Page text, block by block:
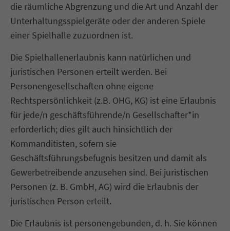
die räumliche Abgrenzung und die Art und Anzahl der
Unterhaltungsspielgeräte oder der anderen Spiele
einer Spielhalle zuzuordnen ist.
Die Spielhallenerlaubnis kann natürlichen und
juristischen Personen erteilt werden. Bei
Personengesellschaften ohne eigene
Rechtspersönlichkeit (z.B. OHG, KG) ist eine Erlaubnis
für jede/n geschäftsführende/n Gesellschafter*in
erforderlich; dies gilt auch hinsichtlich der
Kommanditisten, sofern sie
Geschäftsführungsbefugnis besitzen und damit als
Gewerbetreibende anzusehen sind. Bei juristischen
Personen (z. B. GmbH, AG) wird die Erlaubnis der
juristischen Person erteilt.
Die Erlaubnis ist personengebunden, d. h. Sie können